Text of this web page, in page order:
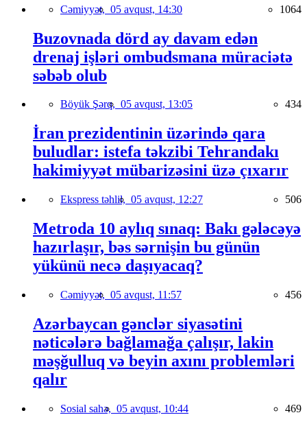
Cəmiyyət, 05 avqust, 14:30 1064
Buzovnada dörd ay davam edən
drenaj işləri ombudsmana müraciətə
səbəb olub
Böyük Şərq, 05 avqust, 13:05 434
İran prezidentinin üzərində qara
buludlar: istefa təkzibi Tehrandakı
hakimiyyət mübarizəsini üzə çıxarır
Ekspress təhlil, 05 avqust, 12:27 506
Metroda 10 aylıq sınaq: Bakı gələcəyə
hazırlaşır, bəs sərnişin bu günün
yükünü necə daşıyacaq?
Cəmiyyət, 05 avqust, 11:57 456
Azərbaycan gənclər siyasətini
nəticələrə bağlamağa çalışır, lakin
məşğulluq və beyin axını problemləri
qalır
Sosial sahə, 05 avqust, 10:44 469